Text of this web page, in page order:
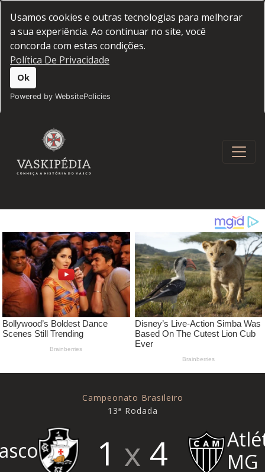
Usamos cookies e outras tecnologias para melhorar
a sua experiência. Ao continuar no site, você
concorda com estas condições.
Política De Privacidade
Ok
Powered by WebsitePolicies
Campeonato Brasileiro
13ª Rodada
1 4
MG